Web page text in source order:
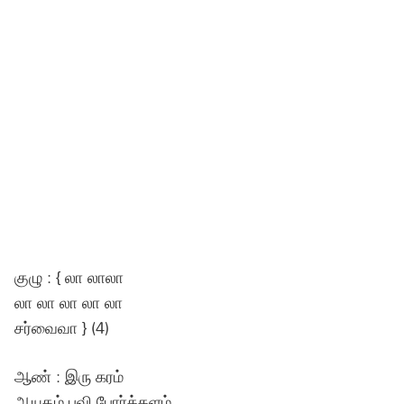
குழு : { லா லாலா
லா லா லா லா லா
சர்வைவா } (4)
ஆண் : இரு கரம்